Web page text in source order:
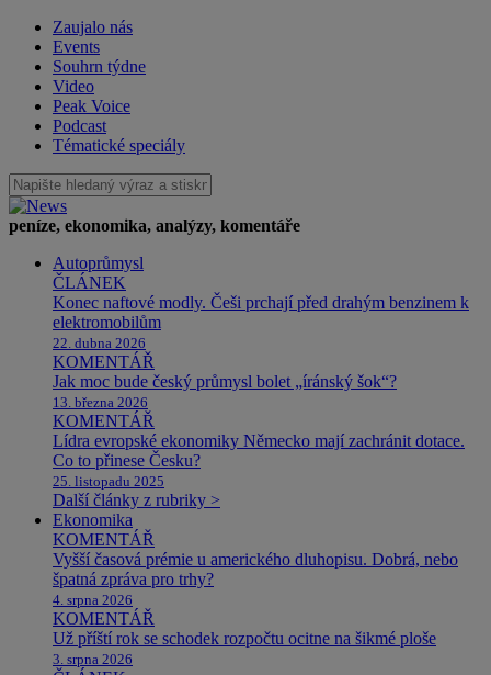
Zaujalo nás
Events
Souhrn týdne
Video
Peak Voice
Podcast
Tématické speciály
peníze, ekonomika, analýzy, komentáře
Autoprůmysl
ČLÁNEK
Konec naftové modly. Češi prchají před drahým benzinem k
elektromobilům
22. dubna 2026
KOMENTÁŘ
Jak moc bude český průmysl bolet „íránský šok“?
13. března 2026
KOMENTÁŘ
Lídra evropské ekonomiky Německo mají zachránit dotace.
Co to přinese Česku?
25. listopadu 2025
Další články z rubriky >
Ekonomika
KOMENTÁŘ
Vyšší časová prémie u amerického dluhopisu. Dobrá, nebo
špatná zpráva pro trhy?
4. srpna 2026
KOMENTÁŘ
Už příští rok se schodek rozpočtu ocitne na šikmé ploše
3. srpna 2026